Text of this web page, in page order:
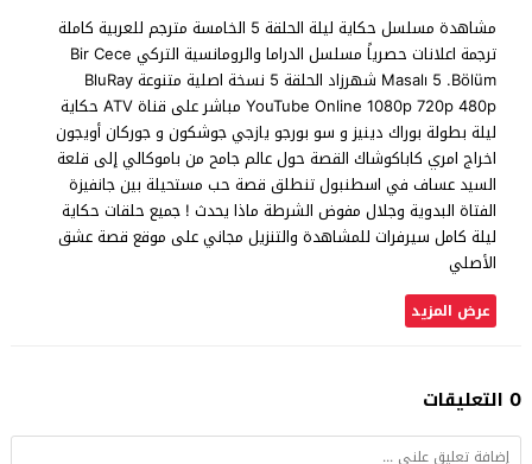
مشاهدة مسلسل حكاية ليلة الحلقة 5 الخامسة مترجم للعربية كاملة
ترجمة اعلانات حصرياً مسلسل الدراما والرومانسية التركي Bir Cece
Masalı 5 .Bölüm شهرزاد الحلقة 5 نسخة اصلية متنوعة BluRay
YouTube Online 1080p 720p 480p مباشر على قناة ATV حكاية
ليلة بطولة بوراك دينيز و سو بورجو يازجي جوشكون و جوركان أويجون
اخراج امري كاباكوشاك القصة حول عالم جامح من باموكالي إلى قلعة
السيد عساف في اسطنبول تنطلق قصة حب مستحيلة بين جانفيزة
الفتاة البدوية وجلال مفوض الشرطة ماذا يحدث ! جميع حلقات حكاية
ليلة كامل سيرفرات للمشاهدة والتنزيل مجاني على موقع قصة عشق
الأصلي
عرض المزيد
0 التعليقات